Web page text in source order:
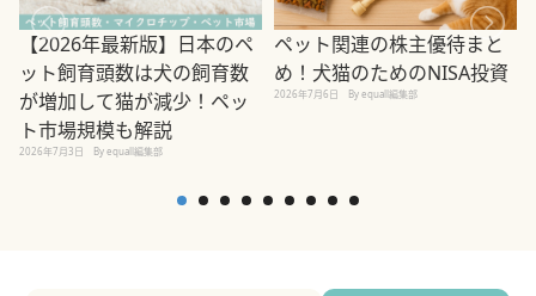
【2026年最新版】日本のペ
ット飼育頭数は犬の飼育数
が増加して猫が減少！ペッ
ト市場規模も解説
2026年7月3日 By equall編集部
ペット関連の株主優待まと
め！犬猫のためのNISA投資
2026年7月6日 By equall編集部